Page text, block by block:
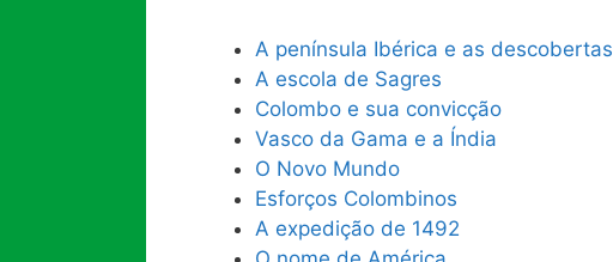
A península Ibérica e as descobertas
A escola de Sagres
Colombo e sua convicção
Vasco da Gama e a Índia
O Novo Mundo
Esforços Colombinos
A expedição de 1492